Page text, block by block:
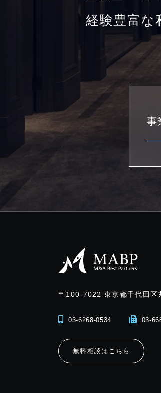
経験豊富な
事
〒100-7022東京都千代田
03-6268-0534 03-
無料相談はこちら